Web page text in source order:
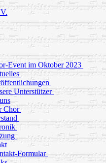
Event im Oktober 2023
Unterstützer
Chor
Formular